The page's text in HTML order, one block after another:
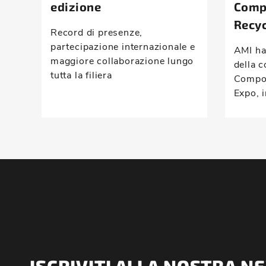
edizione
Record di presenze,
partecipazione internazionale e
maggiore collaborazione lungo
tutta la filiera
AMI
della
Expo,